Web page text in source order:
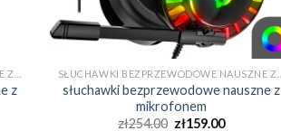
z
słuchawki bezprzewodowe nauszne z
mikrofonem
zł254.00 zł159.00